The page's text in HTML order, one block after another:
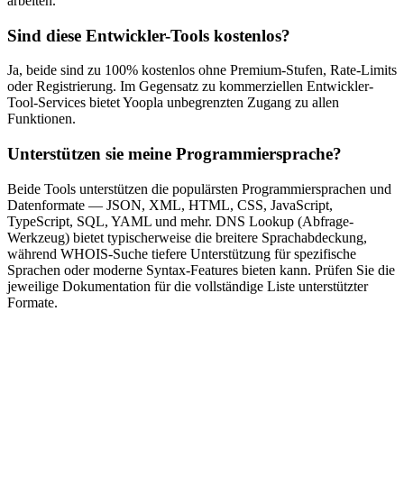
Sind diese Entwickler-Tools kostenlos?
Ja, beide sind zu 100% kostenlos ohne Premium-Stufen, Rate-Limits
oder Registrierung. Im Gegensatz zu kommerziellen Entwickler-
Tool-Services bietet Yoopla unbegrenzten Zugang zu allen
Funktionen.
Unterstützen sie meine Programmiersprache?
Beide Tools unterstützen die populärsten Programmiersprachen und
Datenformate — JSON, XML, HTML, CSS, JavaScript,
TypeScript, SQL, YAML und mehr. DNS Lookup (Abfrage-
Werkzeug) bietet typischerweise die breitere Sprachabdeckung,
während WHOIS-Suche tiefere Unterstützung für spezifische
Sprachen oder moderne Syntax-Features bieten kann. Prüfen Sie die
jeweilige Dokumentation für die vollständige Liste unterstützter
Formate.